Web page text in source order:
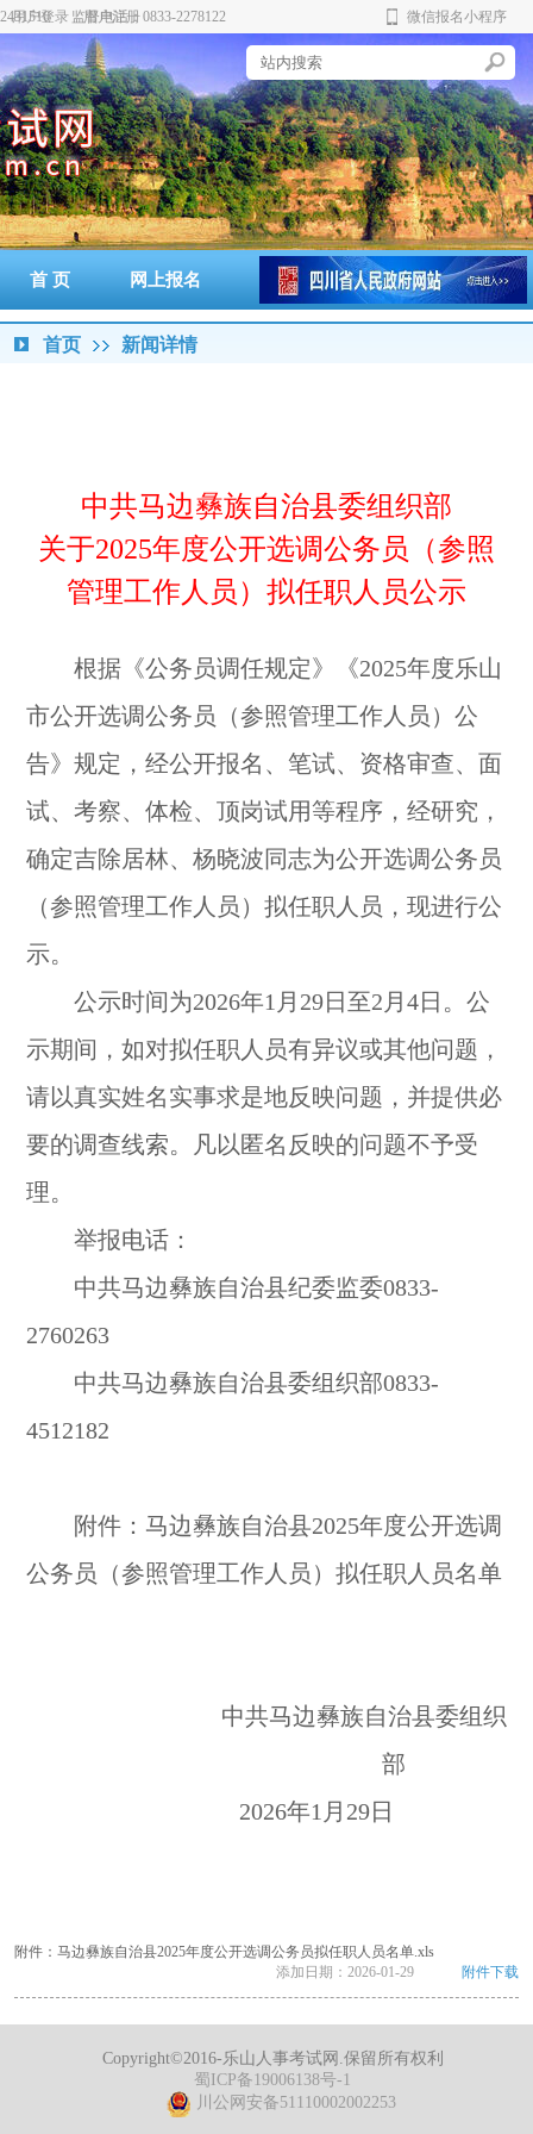
用户登录 用户注册
监督电话：0833-2278122 微信报名小程序
科
实
首 页 网上报名 准考证打印 通知书打印
成绩查询 政策法规
首页 新闻详情
中共马边彝族自治县委组织部
关于2025年度公开选调公务员（参照
管理工作人员）拟任职人员公示
根据《公务员调任规定》《2025年度乐山
市公开选调公务员（参照管理工作人员）公
告》规定，经公开报名、笔试、资格审查、面
试、考察、体检、顶岗试用等程序，经研究，
确定吉除居林、杨晓波同志为公开选调公务员
（参照管理工作人员）拟任职人员，现进行公
示。
公示时间为2026年1月29日至2月4日。公
示期间，如对拟任职人员有异议或其他问题，
请以真实姓名实事求是地反映问题，并提供必
要的调查线索。凡以匿名反映的问题不予受
理。
举报电话：
中共马边彝族自治县纪委监委0833-
2760263
中共马边彝族自治县委组织部0833-
4512182
附件：马边彝族自治县2025年度公开选调
公务员（参照管理工作人员）拟任职人员名单
中共马边彝族自治县委组织
部
2026年1月29日
附件：马边彝族自治县2025年度公开选调公务员拟任职人员名单.xls
添加日期： 2026-01-29 附件下载
Copyright©2016-乐山人事考试网.保留所有权利
蜀ICP备19006138号-1
川公网安备51110002002253